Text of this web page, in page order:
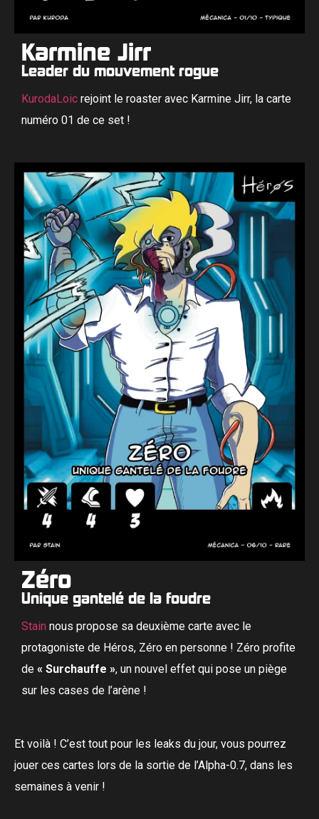
Karmine Jirr
Leader du mouvement rogue
KurodaLoic rejoint le roaster avec Karmine Jirr, la carte
numéro 01 de ce set !
Zéro
Unique gantelé de la foudre
Stain nous propose sa deuxième carte avec le
protagoniste de Héros, Zéro en personne ! Zéro profite
de « Surchauffe », un nouvel effet qui pose un piège
sur les cases de l’arène !
Et voilà ! C’est tout pour les leaks du jour, vous pourrez
jouer ces cartes lors de la sortie de l’Alpha-0.7, dans les
semaines à venir !